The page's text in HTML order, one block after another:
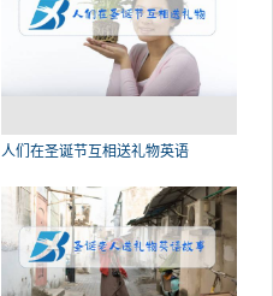
人们在圣诞节互相送礼物英语